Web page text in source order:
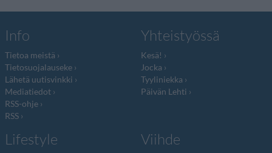
Info
Tietoa meistä
Tietosuojalauseke
Lähetä uutisvinkki
Mediatiedot
RSS-ohje
RSS
Yhteistyössä
Kesä!
Jocka
Tyyliniekka
Päivän Lehti
Lifestyle Viihde